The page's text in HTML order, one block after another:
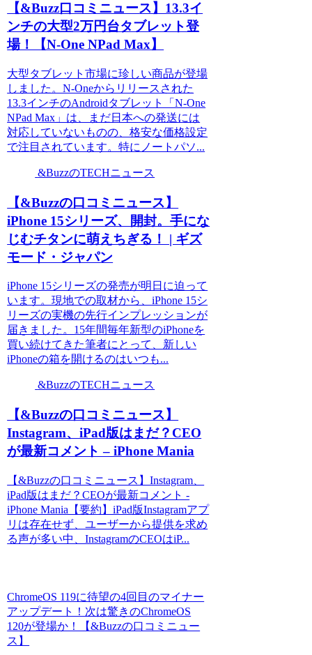
【&Buzz口コミニュース】13.3イ
ンチの大型2万円台タブレット登
場！【N-One NPad Max】
大型タブレット市場に珍しい商品が登場
しました。N-Oneからリリースされた
13.3インチのAndroidタブレット「N-One
NPad Max」は、まだ日本への発送には
対応していないものの、格安な価格設定
で注目されています。特にノートパソ...
&BuzzのTECHニュース
【&Buzzの口コミニュース】
iPhone 15シリーズ、開封。手にな
じむチタンに萌えちぎる！ | ギズ
モード・ジャパン
iPhone 15シリーズの発売が明日に迫って
います。現地での取材から、iPhone 15シ
リーズの実機の先行インプレッションが
届きました。15年間毎年新型のiPhoneを
買い続けてきた筆者にとって、新しい
iPhoneの箱を開けるのはいつも...
&BuzzのTECHニュース
【&Buzzの口コミニュース】
Instagram、iPad版はまだ？CEO
が最新コメント – iPhone Mania
【&Buzzの口コミニュース】Instagram、
iPad版はまだ？CEOが最新コメント -
iPhone Mania【要約】iPad版Instagramアプ
リは存在せず、ユーザーから提供を求め
る声が多い中、InstagramのCEOはiP...
ChromeOS 119に待望の4回目のマイナー
アップデート！次は驚きのChromeOS
120が登場か！【&Buzzの口コミニュー
ス】